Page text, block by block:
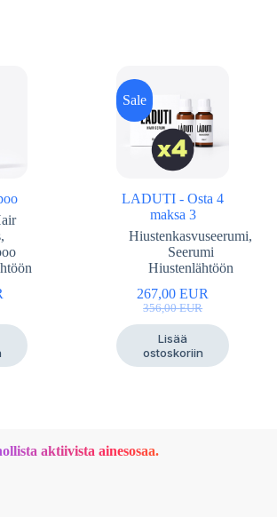
Sale
LADUTI - Osta 4
maksa 3
Hiustenkasvuseerumi,
Seerumi
Hiustenlähtöön
356,00EUR
Alkuperäinen
hinta
oli:
356,00
EUR
267,00EUR
Nykyinen
hinta
on:
267,00
EUR.
Lisää
ostoskoriin
aktiivista ainesosaa.